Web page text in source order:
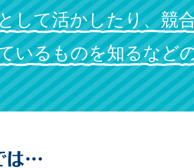
して活かしたり、競
いるものを知るなど